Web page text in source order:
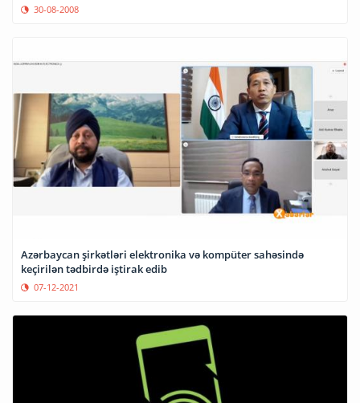
30-08-2008
Azərbaycan şirkətləri elektronika və kompüter sahəsində
keçirilən tədbirdə iştirak edib
07-12-2021